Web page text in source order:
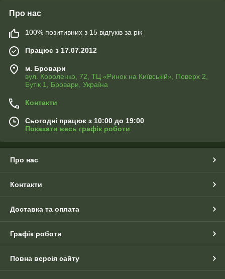
Про нас
100% позитивних з 15 відгуків за рік
Працює з 17.07.2012
м. Бровари
вул. Короленко, 72, ТЦ «Ринок на Київській», Поверх 2,
Бутік 1, Бровари, Україна
Контакти
Сьогодні працює з 10:00 до 19:00
Показати весь графік роботи
Про нас
Контакти
Доставка та оплата
Графік роботи
Повна версія сайту